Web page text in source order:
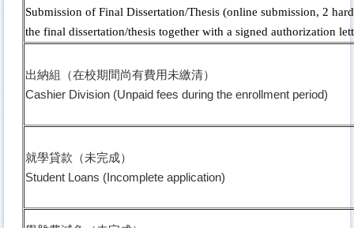
Submission of Final Dissertation/Thesis (online submission, 2
the final dissertation/thesis together with a signed authorization
出納組（在校期間尚有費用未繳清）
Cashier Division (Unpaid fees during the enrollment period)
就學貸款（未完成）
Student Loans (Incomplete application)